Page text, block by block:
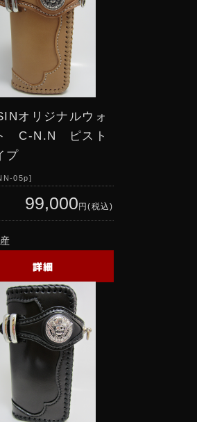
オリジナルウォ
C-N.N ピスト
プ
05p
99,000 円(税込)
詳細